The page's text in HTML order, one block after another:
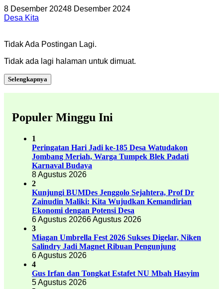
8 Desember 20248 Desember 2024
Desa Kita
Tidak Ada Postingan Lagi.
Tidak ada lagi halaman untuk dimuat.
Selengkapnya
Populer Minggu Ini
1
Peringatan Hari Jadi ke-185 Desa Watudakon
Jombang Meriah, Warga Tumpek Blek Padati
Karnaval Budaya
8 Agustus 2026
2
Kunjungi BUMDes Jenggolo Sejahtera, Prof Dr
Zainudin Maliki: Kita Wujudkan Kemandirian
Ekonomi dengan Potensi Desa
6 Agustus 20266 Agustus 2026
3
Miagan Umbrella Fest 2026 Sukses Digelar, Niken
Salindry Jadi Magnet Ribuan Pengunjung
6 Agustus 2026
4
Gus Irfan dan Tongkat Estafet NU Mbah Hasyim
5 Agustus 2026